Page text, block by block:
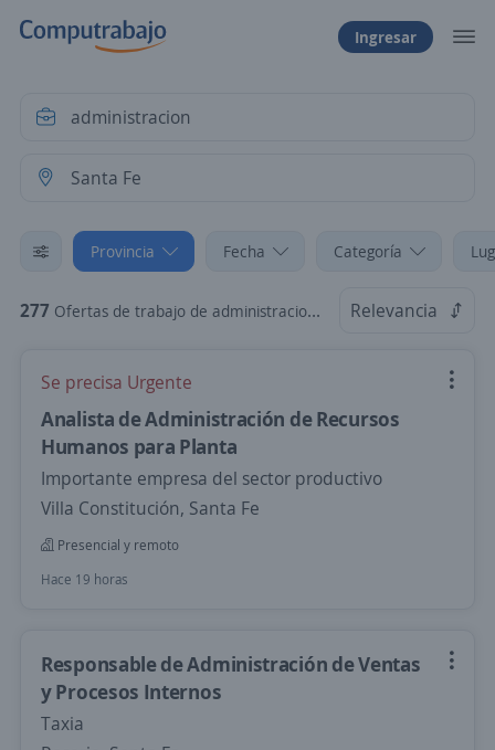
Ingresar
Provincia Fecha Categoría
277 Ofertas de trabajo de administracion en Santa Fe Relevancia
Se precisa Urgente
Analista de Administración de Recursos
Humanos para Planta
Importante empresa del sector productivo
Villa Constitución, Santa Fe
Presencial y remoto
Hace 19 horas
Responsable de Administración de Ventas
y Procesos Internos
Taxia